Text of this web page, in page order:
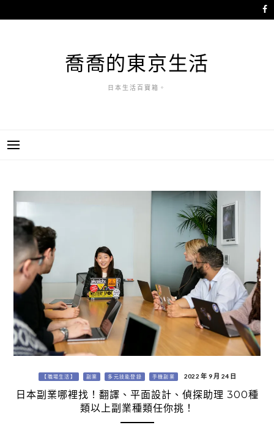
至
喬喬的東京生活
日本生活百寶箱。
【職場生活】 副業 多元技能登錄 手機副業 2022 年 9 月 24 日
日本副業哪裡找！翻譯、平面設計、偵探助理 300種
類以上副業種類任你挑！